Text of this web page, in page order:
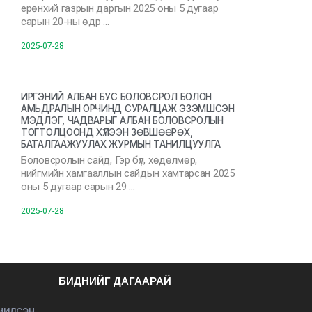
ерөнхий газрын даргын 2025 оны 5 дугаар
сарын 20-ны өдр …
2025-07-28
ИРГЭНИЙ АЛБАН БУС БОЛОВСРОЛ БОЛОН
АМЬДРАЛЫН ОРЧИНД СУРАЛЦАЖ ЭЗЭМШСЭН
МЭДЛЭГ, ЧАДВАРЫГ АЛБАН БОЛОВСРОЛЫН
ТОГТОЛЦООНД ХҮЛЭЭН ЗӨВШӨӨРӨХ,
БАТАЛГААЖУУЛАХ ЖУРМЫН ТАНИЛЦУУЛГА
Боловсролын сайд, Гэр бүл, хөдөлмөр,
нийгмийн хамгааллын сайдын хамтарсан 2025
оны 5 дугаар сарын 29 …
2025-07-28
БИДНИЙГ ДАГААРАЙ